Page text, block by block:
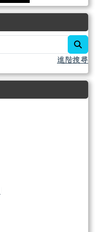
進階搜尋